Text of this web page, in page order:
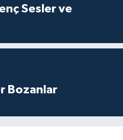
Sesler ve
Bozanlar